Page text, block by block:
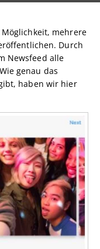
mehrere
Durch
Newsfeed alle
genau das
haben wir hier